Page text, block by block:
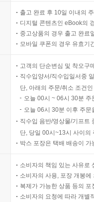
출고 완료 후 10일 이내의
디지털 콘텐츠인 eBook의
중고상품의 경우 출고 완료
모바일 쿠폰의 경우 유효기
고객의 단순변심 및 착오구
직수입양서/직수입일서중
단, 아래의 주문/취소 조건
오늘 00시 ~ 06시 30분
오늘 06시 30분 이후 주
직수입 음반/영상물/기프트
단, 당일 00시~13시 사이의
박스 포장은 택배 배송이
소비자의 책임 있는 사유로
소비자의 사용, 포장 개봉
복제가 가능한 상품 등의
소비자의 요청에 따라 개별